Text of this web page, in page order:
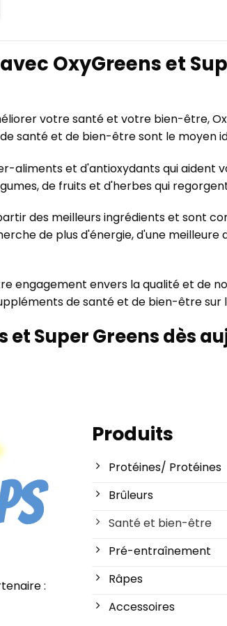
OxyGreens et
votre santé et votre bien-être,
santé et de bien-être sont le moyen
aliments et d'antioxydants qui
de fruits et d'herbes qui
des meilleurs ingrédients et sont
de plus d'énergie, d'une
engagement envers la qualité et de
de santé et de bien-être sur
et Super Greens dès
:
Produits
Protéines/ Protéines
Brûleurs
Santé et bien-être
Pré-entraînement
Râpes
Accessoires